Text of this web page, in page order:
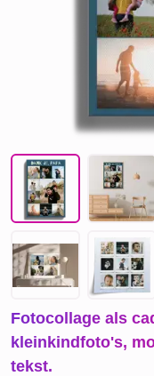
Fotocollage als
kleinkindfoto's,
tekst.